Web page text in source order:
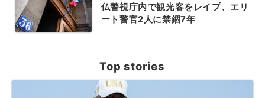
仏警視庁内で観光客をレイプ、エリ
ート警官2人に禁錮7年
Top stories